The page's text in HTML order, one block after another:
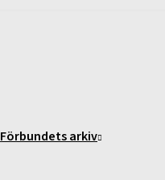
Förbundets arkiv